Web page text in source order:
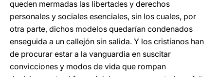
queden mermadas las libertades y derechos
personales y sociales esenciales, sin los cuales, por
otra parte, dichos modelos quedarían condenados
enseguida a un callejón sin salida. Y los cristianos han
de procurar estar a la vanguardia en suscitar
convicciones y modos de vida que rompan